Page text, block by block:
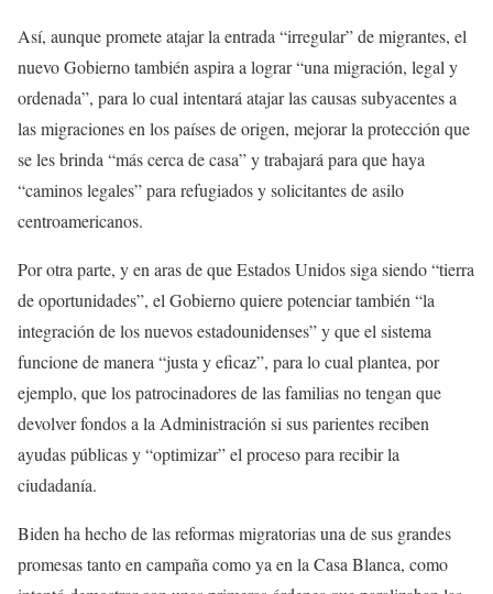
Así, aunque promete atajar la entrada “irregular” de migrantes, el
nuevo Gobierno también aspira a lograr “una migración, legal y
ordenada”, para lo cual intentará atajar las causas subyacentes a
las migraciones en los países de origen, mejorar la protección que
se les brinda “más cerca de casa” y trabajará para que haya
“caminos legales” para refugiados y solicitantes de asilo
centroamericanos.
Por otra parte, y en aras de que Estados Unidos siga siendo “tierra
de oportunidades”, el Gobierno quiere potenciar también “la
integración de los nuevos estadounidenses” y que el sistema
funcione de manera “justa y eficaz”, para lo cual plantea, por
ejemplo, que los patrocinadores de las familias no tengan que
devolver fondos a la Administración si sus parientes reciben
ayudas públicas y “optimizar” el proceso para recibir la
ciudadanía.
Biden ha hecho de las reformas migratorias una de sus grandes
promesas tanto en campaña como ya en la Casa Blanca, como